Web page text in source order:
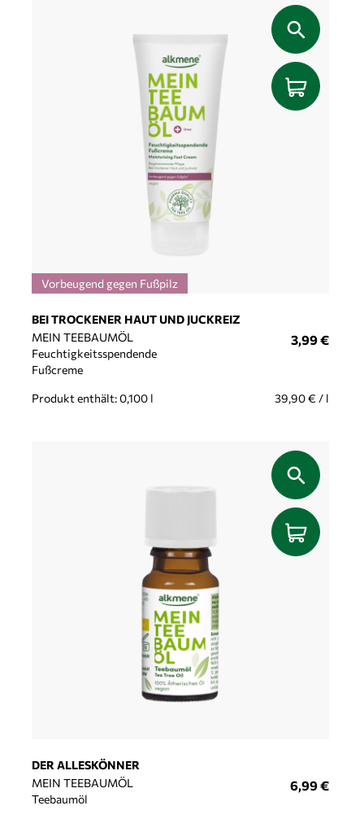
Vorbeugend gegen Fußpilz
BEI TROCKENER HAUT UND JUCKREIZ
MEIN TEEBAUMÖL
Feuchtigkeitsspendende
Fußcreme
3,99€
39,90€ / l
Produkt enthält: 0,100 l
DER ALLESKÖNNER
MEIN TEEBAUMÖL
Teebaumöl
6,99€